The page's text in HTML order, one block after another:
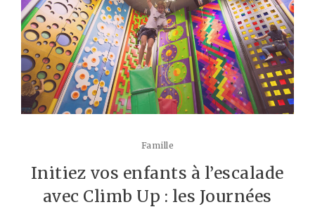
Famille
Initiez vos enfants à l’escalade
avec Climb Up : les Journées